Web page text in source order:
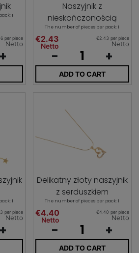
1
per piece
Netto
+
Naszyjnik z
nieskończonością
The number of pieces per pack: 1
€2.43
Netto
€2.43 per piece
Netto
- +
ADD TO CART
1
per piece
Netto
+
Delikatny złoty naszyjnik
z serduszkiem
The number of pieces per pack: 1
€4.40
Netto
€4.40 per piece
Netto
- +
ADD TO CART